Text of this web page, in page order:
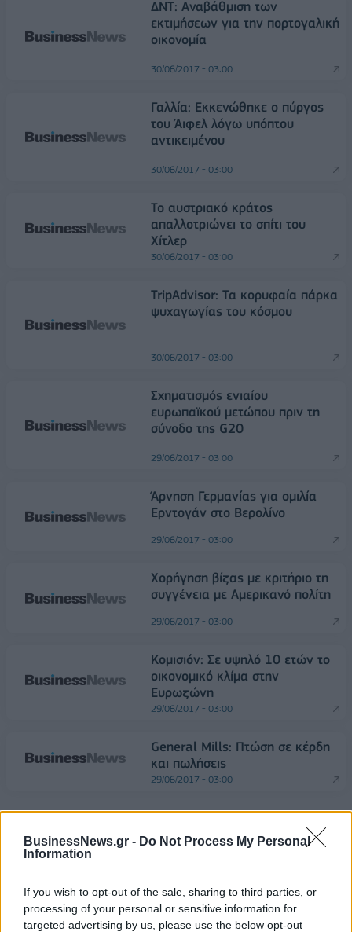
BusinessNews.gr - Do Not Process My Personal
Information
If you wish to opt-out of the sale, sharing to third parties, or
processing of your personal or sensitive information for
targeted advertising by us, please use the below opt-out
ΔΝΤ: Αναβάθμιση των
εκτιμήσεων για την πορτογαλική
οικονομία
30/06/2017 - 03:00
Γαλλία: Εκκενώθηκε ο πύργος
του Άιφελ λόγω υπόπτου
αντικειμένου
30/06/2017 - 03:00
Το αυστριακό κράτος
απαλλοτριώνει το σπίτι του
Χίτλερ
30/06/2017 - 03:00
TripAdvisor: Τα κορυφαία πάρκα
ψυχαγωγίας του κόσμου
30/06/2017 - 03:00
Σχηματισμός ενιαίου
ευρωπαϊκού μετώπου πριν τη
σύνοδο της G20
29/06/2017 - 03:00
Άρνηση Γερμανίας για ομιλία
Ερντογάν στο Βερολίνο
29/06/2017 - 03:00
Χορήγηση βίζας με κριτήριο τη
συγγένεια με Αμερικανό πολίτη
29/06/2017 - 03:00
Κομισιόν: Σε υψηλό 10 ετών το
οικονομικό κλίμα στην
Ευρωζώνη
29/06/2017 - 03:00
General Mills: Πτώση σε κέρδη
και πωλήσεις
29/06/2017 - 03:00
Έναρξη Προηγούμενο Επόμενο Τέλος